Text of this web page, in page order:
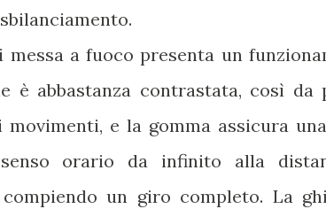
messa a fuoco presenta un
è abbastanza contrastata, così da
e la gomma assicura
orario da infinito alla
un giro completo. La